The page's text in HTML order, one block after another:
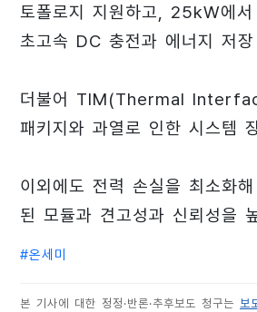
토폴로지 지원하고, 25kW에
초고속 DC 충전과 에너지 저
더불어 TIM(Thermal
패키지와 과열로 인한 시스템
이외에도 전력 손실을 최소화
된 모듈과 견고성과 신뢰성을
#온세미
본 기사에 대한 정정·반론·추후보도 청구는 보